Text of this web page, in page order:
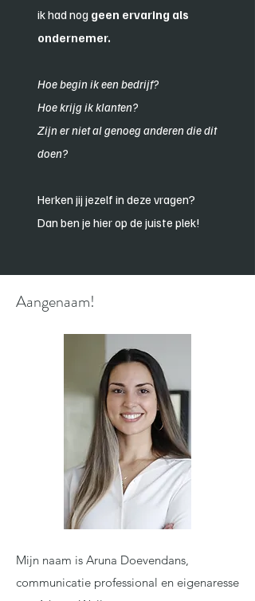
ik had nog geen ervaring als
ondernemer.
Hoe begin ik een bedrijf?
Hoe krijg ik klanten?
Zijn er niet al genoeg anderen die dit
doen?
Herken jij jezelf in deze vragen?
Dan ben je hier op de juiste plek!
Aangenaam!
Mijn naam is Aruna Doevendans,
communicatie professional en eigenaresse